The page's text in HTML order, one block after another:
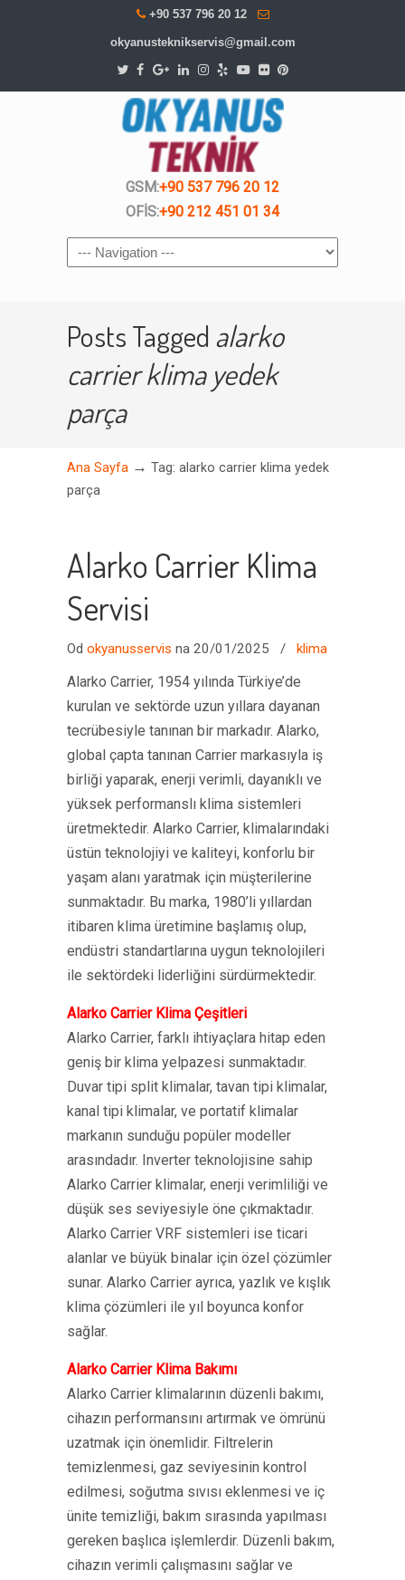
+90 537 796 20 12
okyanusteknikservis@gmail.com
GSM:+90 537 796 20 12
OFİS:+90 212 451 01 34
Navigation
Posts Tagged alarko
carrier klima yedek
parça
Ana Sayfa → Tag: alarko carrier klima yedek
parça
Alarko Carrier Klima
Servisi
Od okyanusservis na 20/01/2025 / klima
Alarko Carrier, 1954 yılında Türkiye’de
kurulan ve sektörde uzun yıllara dayanan
tecrübesiyle tanınan bir markadır. Alarko,
global çapta tanınan Carrier markasıyla iş
birliği yaparak, enerji verimli, dayanıklı ve
yüksek performanslı klima sistemleri
üretmektedir. Alarko Carrier, klimalarındaki
üstün teknolojiyi ve kaliteyi, konforlu bir
yaşam alanı yaratmak için müşterilerine
sunmaktadır. Bu marka, 1980’li yıllardan
itibaren klima üretimine başlamış olup,
endüstri standartlarına uygun teknolojileri
ile sektördeki liderliğini sürdürmektedir.
Alarko Carrier Klima Çeşitleri
Alarko Carrier, farklı ihtiyaçlara hitap eden
geniş bir klima yelpazesi sunmaktadır.
Duvar tipi split klimalar, tavan tipi klimalar,
kanal tipi klimalar, ve portatif klimalar
markanın sunduğu popüler modeller
arasındadır. Inverter teknolojisine sahip
Alarko Carrier klimalar, enerji verimliliği ve
düşük ses seviyesiyle öne çıkmaktadır.
Alarko Carrier VRF sistemleri ise ticari
alanlar ve büyük binalar için özel çözümler
sunar. Alarko Carrier ayrıca, yazlık ve kışlık
klima çözümleri ile yıl boyunca konfor
sağlar.
Alarko Carrier Klima Bakımı
Alarko Carrier klimalarının düzenli bakımı,
cihazın performansını artırmak ve ömrünü
uzatmak için önemlidir. Filtrelerin
temizlenmesi, gaz seviyesinin kontrol
edilmesi, soğutma sıvısı eklenmesi ve iç
ünite temizliği, bakım sırasında yapılması
gereken başlıca işlemlerdir. Düzenli bakım,
cihazın verimli çalışmasını sağlar ve